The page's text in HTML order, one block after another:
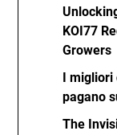
KOI77
Growers
I migliori
pagano
The